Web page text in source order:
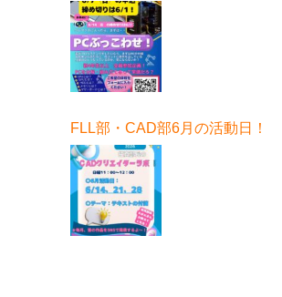
せ！」6月開催！
FLL部・CAD部6月の活動日！